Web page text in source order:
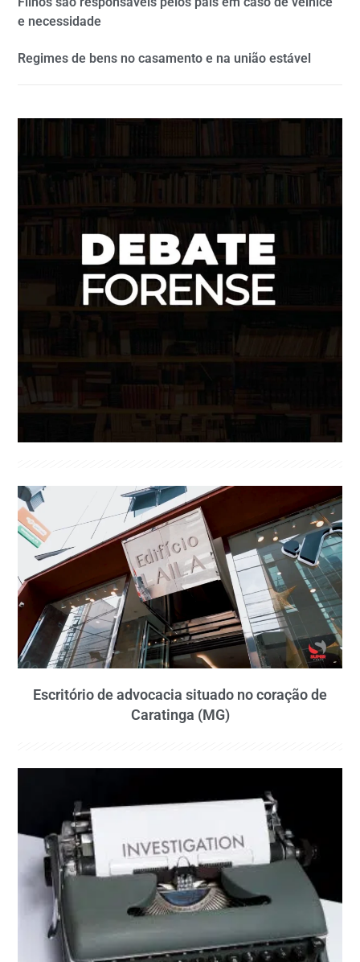
e necessidade
Regimes de bens no casamento e na união estável
Escritório de advocacia situado no coração de
Caratinga (MG)